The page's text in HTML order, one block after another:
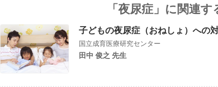
「夜尿症」に関連す
子どもの夜尿症（おねしょ）への
国立成育医療研究センター
田中 俊之 先生